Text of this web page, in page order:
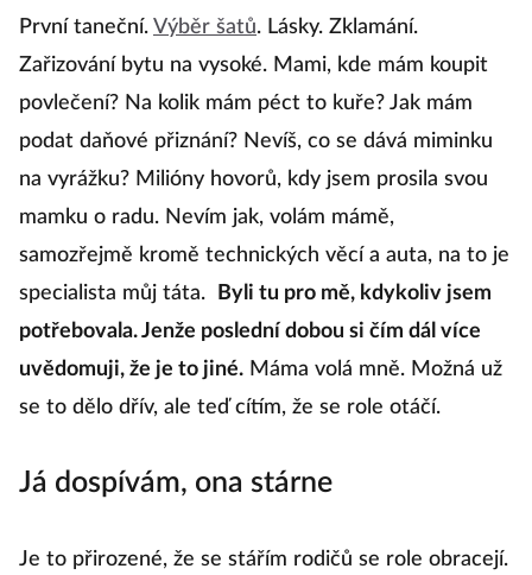
První taneční. Výběr šatů. Lásky. Zklamání.
Zařizování bytu na vysoké. Mami, kde mám koupit
povlečení? Na kolik mám péct to kuře? Jak mám
podat daňové přiznání? Nevíš, co se dává miminku
na vyrážku? Milióny hovorů, kdy jsem prosila svou
mamku o radu. Nevím jak, volám mámě,
samozřejmě kromě technických věcí a auta, na to je
specialista můj táta.
Byli tu pro mě, kdykoliv jsem
potřebovala. Jenže poslední dobou si čím dál více
uvědomuji, že je to jiné. Máma volá mně. Možná už
se to dělo dřív, ale teď cítím, že se role otáčí.
Já dospívám, ona stárne
Je to přirozené, že se stářím rodičů se role obracejí.